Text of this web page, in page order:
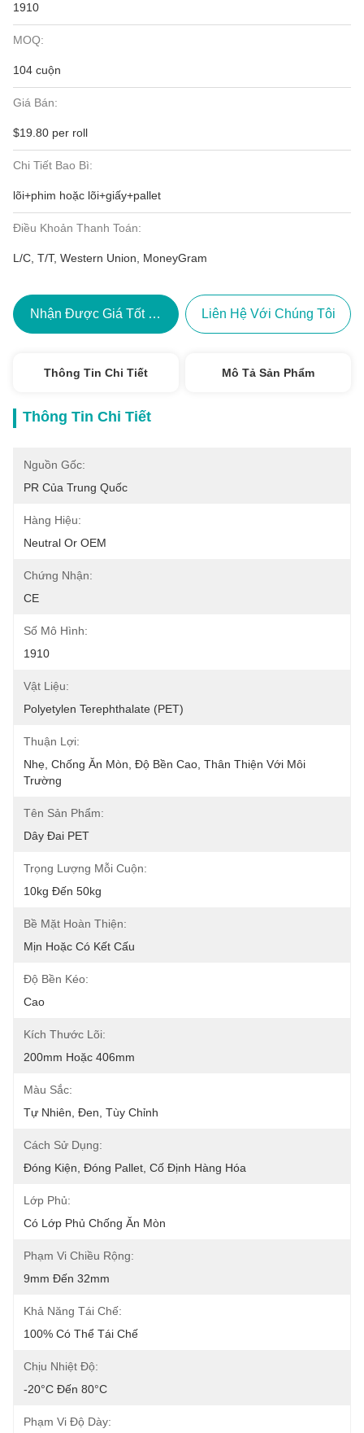
1910
MOQ:
104 cuộn
Giá Bán:
$19.80 per roll
Chi Tiết Bao Bì:
lõi+phim hoặc lõi+giấy+pallet
Điều Khoản Thanh Toán:
L/C, T/T, Western Union, MoneyGram
Nhận Được Giá Tốt Nhất Liên Hệ Với Chúng Tôi
Thông Tin Chi Tiết Mô Tả Sản Phẩm
Thông Tin Chi Tiết
Nguồn Gốc:
PR Của Trung Quốc
Hàng Hiệu:
Neutral Or OEM
Chứng Nhận:
CE
Số Mô Hình:
1910
Vật Liệu:
Polyetylen Terephthalate (PET)
Thuận Lợi:
Nhẹ, Chống Ăn Mòn, Độ Bền Cao, Thân Thiện Với Môi
Trường
Tên Sản Phẩm:
Dây Đai PET
Trọng Lượng Mỗi Cuộn:
10kg Đến 50kg
Bề Mặt Hoàn Thiện:
Mịn Hoặc Có Kết Cấu
Độ Bền Kéo:
Cao
Kích Thước Lõi:
200mm Hoặc 406mm
Màu Sắc:
Tự Nhiên, Đen, Tùy Chỉnh
Cách Sử Dụng:
Đóng Kiện, Đóng Pallet, Cố Định Hàng Hóa
Lớp Phủ:
Có Lớp Phủ Chống Ăn Mòn
Phạm Vi Chiều Rộng:
9mm Đến 32mm
Khả Năng Tái Chế:
100% Có Thể Tái Chế
Chịu Nhiệt Độ:
-20°C Đến 80°C
Phạm Vi Độ Dày: